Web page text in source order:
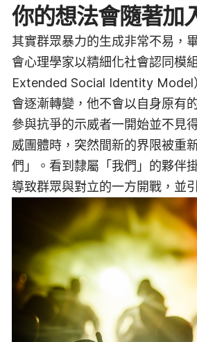
你的想法會隨著加
其實群眾暴力的生成非常不易，
會心理學家以精細化社會認同
Extended Social Identity Model
會逐漸轉變，他不會以自身原有
參與抗爭的示威者一開始並不見
威團體時，突然間新的界限被重
們」。看到隸屬「我們」的夥伴
導致群眾與對立的一方開戰，並